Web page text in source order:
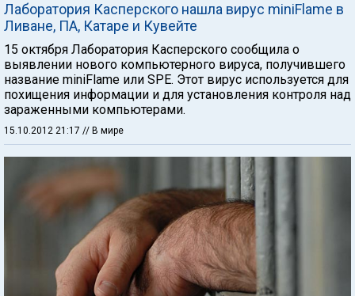
Лаборатория Касперского нашла вирус miniFlame в
Ливане, ПА, Катаре и Кувейте
15 октября Лаборатория Касперского сообщила о
выявлении нового компьютерного вируса, получившего
название miniFlame или SPЕ. Этот вирус используется для
похищения информации и для установления контроля над
зараженными компьютерами.
15.10.2012 21:17 // В мире